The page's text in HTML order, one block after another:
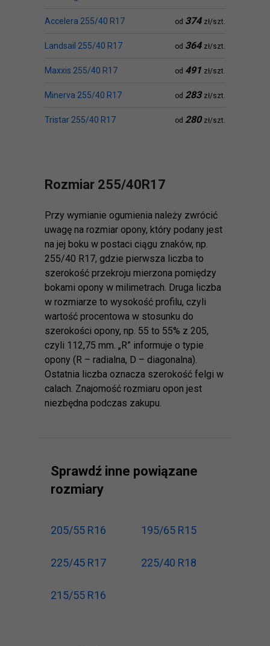
Accelera 255/40 R17 od 374 zł/szt.
Landsail 255/40 R17 od 364 zł/szt.
Maxxis 255/40 R17 od 491 zł/szt.
Minerva 255/40 R17 od 283 zł/szt.
Tristar 255/40 R17 od 280 zł/szt.
Rozmiar 255/40R17
Przy wymianie ogumienia należy zwrócić
uwagę na rozmiar opony, który podany jest
na jej boku w postaci ciągu znaków, np.
255/40 R17, gdzie pierwsza liczba to
szerokość przekroju mierzona pomiędzy
bokami opony w milimetrach. Druga liczba
w rozmiarze to wysokość profilu, czyli
wartość procentowa w stosunku do
szerokości opony, np. 55 to 55% z 205,
czyli 112,75 mm. „R” informuje o typie
opony (R – radialna, D – diagonalna).
Ostatnia liczba oznacza szerokość felgi w
calach. Znajomość rozmiaru opon jest
niezbędna podczas zakupu.
Sprawdź inne powiązane
rozmiary
205/55 R16 195/65 R15
225/45 R17 225/40 R18
215/55 R16